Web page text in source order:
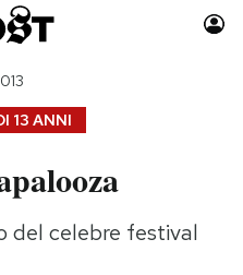
Auto
Moda
Consumismi
13 ANNI
del celebre festival